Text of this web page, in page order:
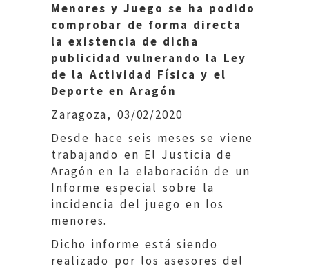
Menores y Juego se ha podido
comprobar de forma directa
la existencia de dicha
publicidad vulnerando la Ley
de la Actividad Física y el
Deporte en Aragón
Zaragoza, 03/02/2020
Desde hace seis meses se viene
trabajando en El Justicia de
Aragón en la elaboración de un
Informe especial sobre la
incidencia del juego en los
menores.
Dicho informe está siendo
realizado por los asesores del